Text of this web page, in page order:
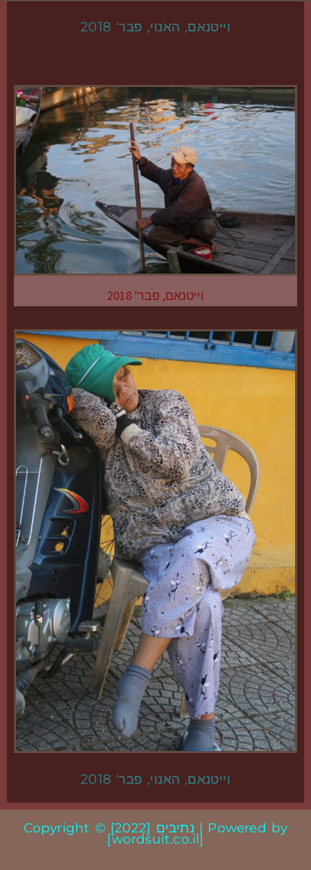
וייטנאם, האנוי, פבר' 2018
וייטנאם, פבר' 2018
וייטנאם, האנוי, פבר' 2018
Copyright © [2022] נתיבים | Powered by
[wordsuit.co.il]